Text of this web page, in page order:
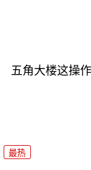
五角大楼这操
最热